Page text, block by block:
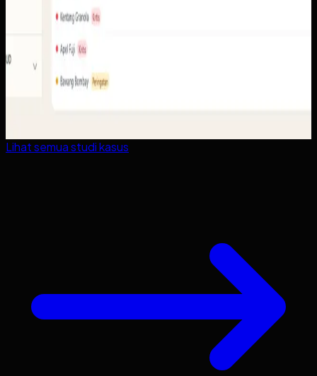
Lihat semua studi kasus